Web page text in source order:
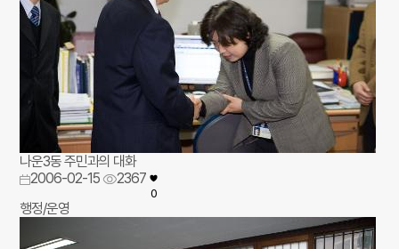
나운3동 주민과의 대화
2006-02-15
2367
0
행정/운영